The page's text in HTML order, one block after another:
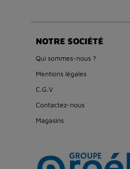
NOTRE SOCIÉTÉ
Qui sommes-nous ?
Mentions légales
C.G.V
Contactez-nous
Magasins